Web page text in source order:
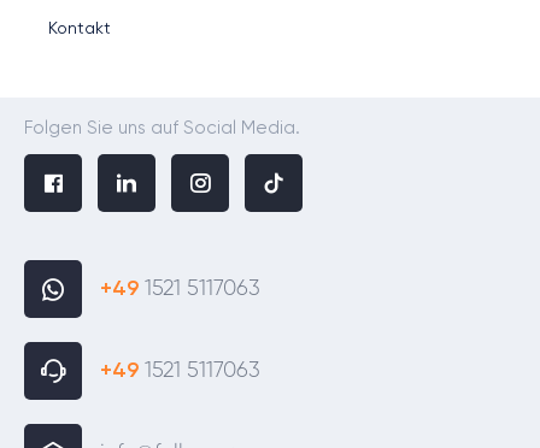
Kontakt
Folgen Sie uns auf Social Media.
+49 1521 5117063
+49 1521 5117063